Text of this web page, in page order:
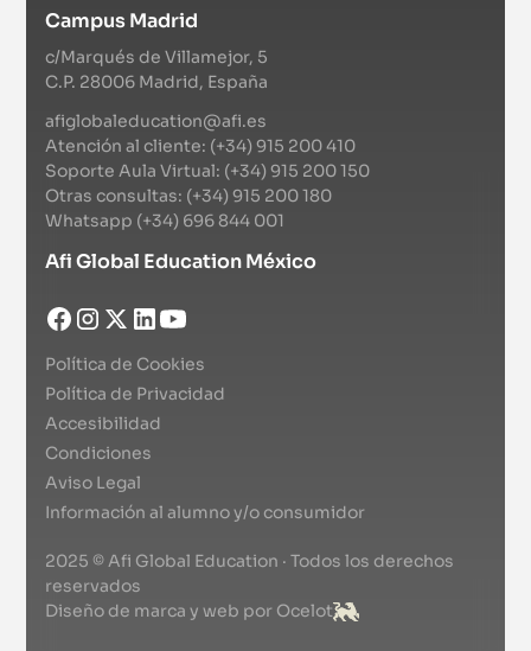
Campus Madrid
c/Marqués de Villamejor, 5
C.P. 28006 Madrid, España
afiglobaleducation@afi.es
Atención al cliente: (+34) 915 200 410
Soporte Aula Virtual: (+34) 915 200 150
Otras consultas: (+34) 915 200 180
Whatsapp (+34) 696 844 001
Afi Global Education México
Política de Cookies
Política de Privacidad
Accesibilidad
Condiciones
Aviso Legal
Información al alumno y/o consumidor
2025 © Afi Global Education · Todos los derechos
reservados
Diseño de marca y web por Ocelot